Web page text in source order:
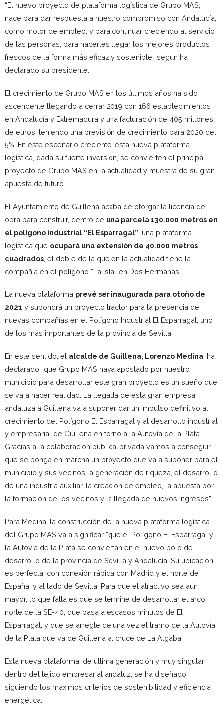
“El nuevo proyecto de plataforma logística de Grupo MAS,
nace para dar respuesta a nuestro compromiso con Andalucía,
como motor de empleo, y para continuar creciendo al servicio
de las personas, para hacerles llegar los mejores productos
frescos de la forma más eficaz y sostenible” según ha
declarado su presidente.
El crecimiento de Grupo MAS en los últimos años ha sido
ascendente llegando a cerrar 2019 con 166 establecimientos
en Andalucía y Extremadura y una facturación de 405 millones
de euros, teniendo una previsión de crecimiento para 2020 del
5%. En este escenario creciente, esta nueva plataforma
logística, dada su fuerte inversión, se convierten el principal
proyecto de Grupo MAS en la actualidad y muestra de su gran
apuesta de futuro.
El Ayuntamiento de Guillena acaba de otorgar la licencia de
obra para construir, dentro de una parcela 130.000 metros en
el polígono industrial “El Esparragal” , una plataforma
logística que ocupará una extensión de 40.000 metros
cuadrados , el doble de la que en la actualidad tiene la
compañía en el polígono “La Isla” en Dos Hermanas.
La nueva plataforma prevé ser inaugurada para otoño de
2021 y supondrá un proyecto tractor para la presencia de
nuevas compañías en el Polígono Industrial El Esparragal, uno
de los más importantes de la provincia de Sevilla.
En este sentido, el alcalde de Guillena, Lorenzo Medina , ha
declarado “que Grupo MAS haya apostado por nuestro
municipio para desarrollar este gran proyecto es un sueño que
se va a hacer realidad. La llegada de esta gran empresa
andaluza a Guillena va a suponer dar un impulso definitivo al
crecimiento del Polígono El Esparragal y al desarrollo industrial
y empresarial de Guillena en torno a la Autovía de la Plata.
Gracias a la colaboración pública-privada vamos a conseguir
que se ponga en marcha un proyecto que va a suponer para el
municipio y sus vecinos la generación de riqueza, el desarrollo
de una industria auxiliar, la creación de empleo, la apuesta por
la formación de los vecinos y la llegada de nuevos ingresos”.
Para Medina, la construcción de la nueva plataforma logística
del Grupo MAS va a significar “que el Polígono El Esparragal y
la Autovía de la Plata se conviertan en el nuevo polo de
desarrollo de la provincia de Sevilla y Andalucía. Su ubicación
es perfecta, con conexión rápida con Madrid y el norte de
España; y al lado de Sevilla. Para que el atractivo sea aún
mayor, lo que falta es que se termine de desarrollar el arco
norte de la SE-40, que pasa a escasos minutos de El
Esparragal; y que se arregle de una vez el tramo de la Autovía
de la Plata que va de Guillena al cruce de La Algaba”.
Esta nueva plataforma, de última generación y muy singular
dentro del tejido empresarial andaluz, se ha diseñado
siguiendo los máximos criterios de sostenibilidad y eficiencia
energética.